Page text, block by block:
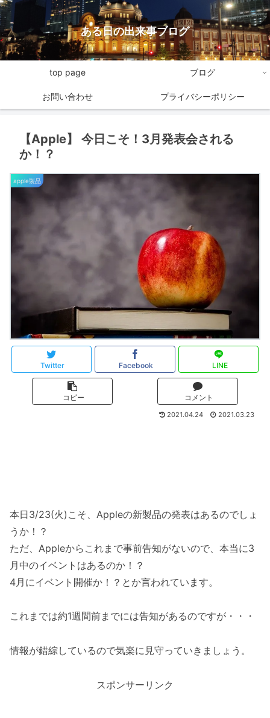
ある日の出来事ブログ
top page ブログ
お問い合わせ プライバシーポリシー
【Apple】 今日こそ！3月発表会される
か！？
apple製品
Twitter Facebook LINE
コピー コメント
2021.04.24 2021.03.23
本日3/23(火)こそ、Appleの新製品の発表はあるのでしょ
うか！？
ただ、Appleからこれまで事前告知がないので、本当に3
月中のイベントはあるのか！？
4月にイベント開催か！？とか言われています。
これまでは約1週間前までには告知があるのですが・・・
情報が錯綜しているので気楽に見守っていきましょう。
スポンサーリンク